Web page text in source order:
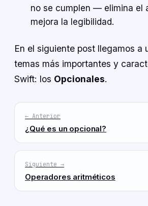
no se cumplen — elimina el
mejora la legibilidad.
En el siguiente post llegamos a
temas más importantes y
Swift: los Opcionales.
← Anterior
¿Qué es un opcional?
Siguiente →
Operadores aritméticos